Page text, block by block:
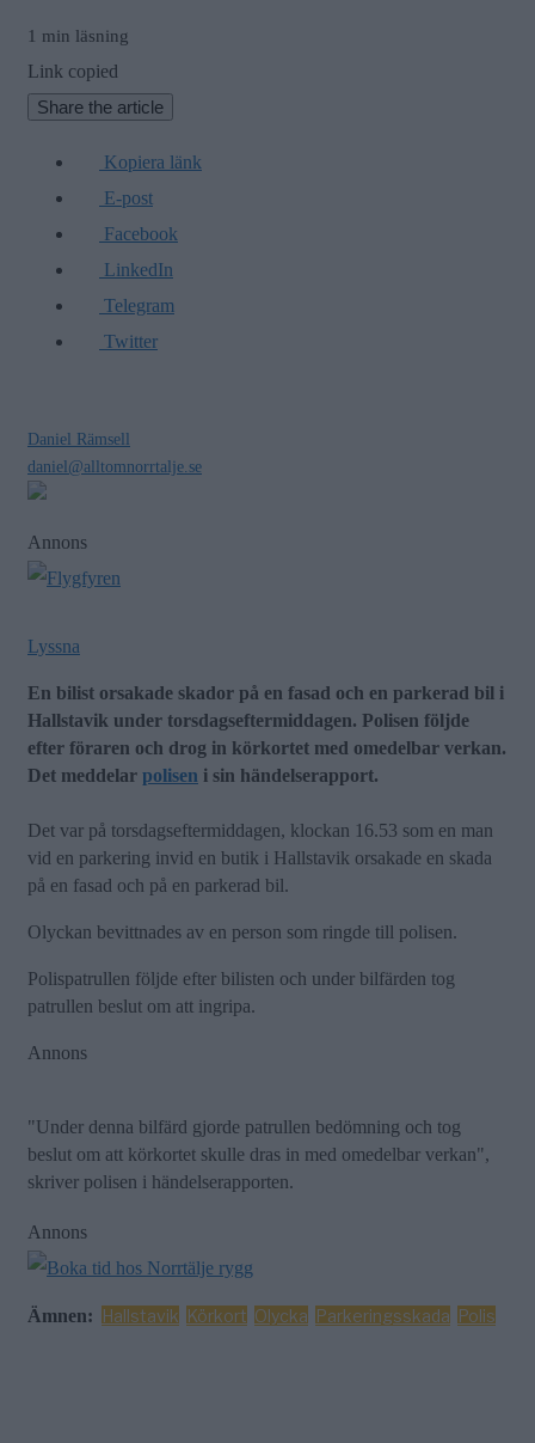
1 min läsning
Link copied
Share the article
Kopiera länk
E-post
Facebook
LinkedIn
Telegram
Twitter
Daniel Rämsell
daniel@alltomnorrtalje.se
Annons
Lyssna
En bilist orsakade skador på en fasad och en parkerad bil i
Hallstavik under torsdagseftermiddagen. Polisen följde
efter föraren och drog in körkortet med omedelbar verkan.
Det meddelar polisen i sin händelserapport.
Det var på torsdagseftermiddagen, klockan 16.53 som en man
vid en parkering invid en butik i Hallstavik orsakade en skada
på en fasad och på en parkerad bil.
Olyckan bevittnades av en person som ringde till polisen.
Polispatrullen följde efter bilisten och under bilfärden tog
patrullen beslut om att ingripa.
Annons
"Under denna bilfärd gjorde patrullen bedömning och tog
beslut om att körkortet skulle dras in med omedelbar verkan",
skriver polisen i händelserapporten.
Annons
Ämnen: Hallstavik Körkort Olycka Parkeringsskada Polis